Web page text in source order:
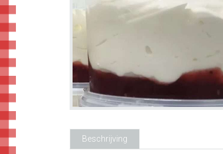
Beschrijving